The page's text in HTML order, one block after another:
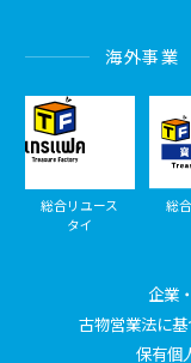
海外事業
総合リユース
タイ
総
企業
古物営業法に
保有個